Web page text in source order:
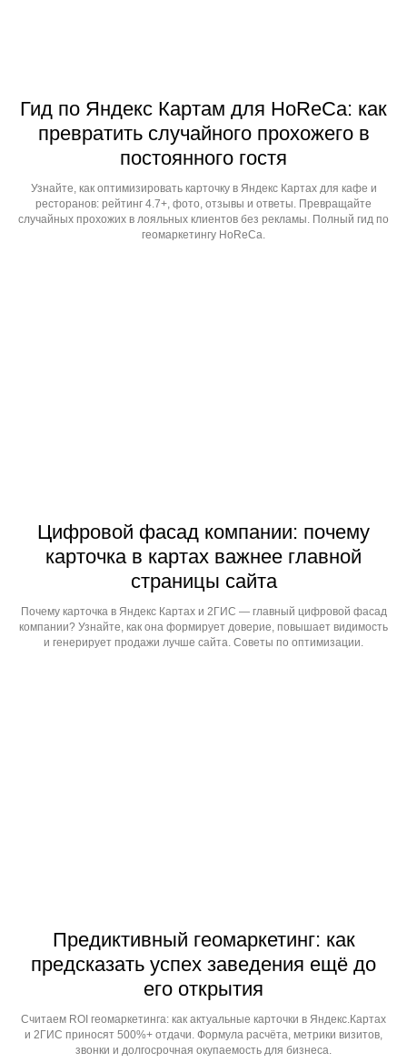
Гид по Яндекс Картам для HoReCa: как
превратить случайного прохожего в
постоянного гостя
Узнайте, как оптимизировать карточку в Яндекс Картах для кафе и
ресторанов: рейтинг 4.7+, фото, отзывы и ответы. Превращайте
случайных прохожих в лояльных клиентов без рекламы. Полный гид по
геомаркетингу HoReCa.
Цифровой фасад компании: почему
карточка в картах важнее главной
страницы сайта
Почему карточка в Яндекс Картах и 2ГИС — главный цифровой фасад
компании? Узнайте, как она формирует доверие, повышает видимость
и генерирует продажи лучше сайта. Советы по оптимизации.
Предиктивный геомаркетинг: как
предсказать успех заведения ещё до
его открытия
Считаем ROI геомаркетинга: как актуальные карточки в Яндекс.Картах
и 2ГИС приносят 500%+ отдачи. Формула расчёта, метрики визитов,
звонки и долгосрочная окупаемость для бизнеса.